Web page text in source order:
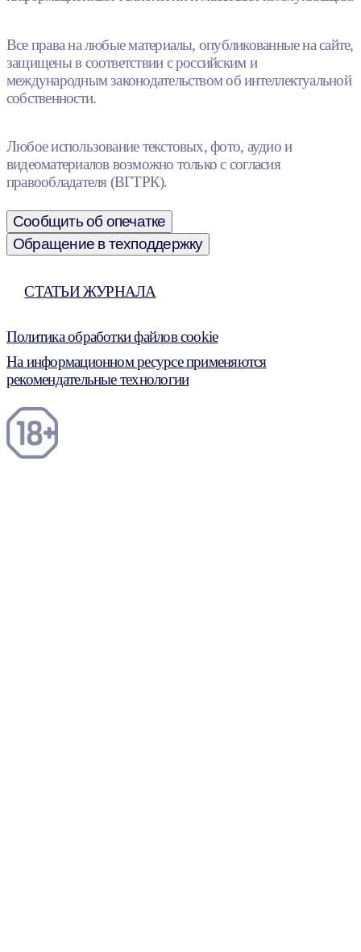
Все права на любые материалы, опубликованные на сайте,
защищены в соответствии с российским и
международным законодательством об интеллектуальной
собственности.
Любое использование текстовых, фото, аудио и
видеоматериалов возможно только с согласия
правообладателя (ВГТРК).
Сообщить об опечатке
Обращение в техподдержку
СТАТЬИ ЖУРНАЛА
Политика обработки файлов cookie
На информационном ресурсе применяются
рекомендательные технологии